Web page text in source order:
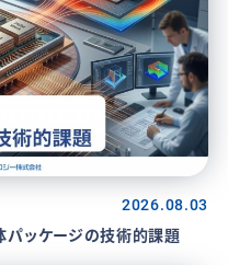
2026.08.03
ッケージの技術的課題